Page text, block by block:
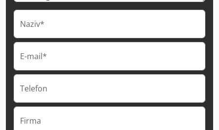
Naziv*
E-mail*
Telefon
Firma